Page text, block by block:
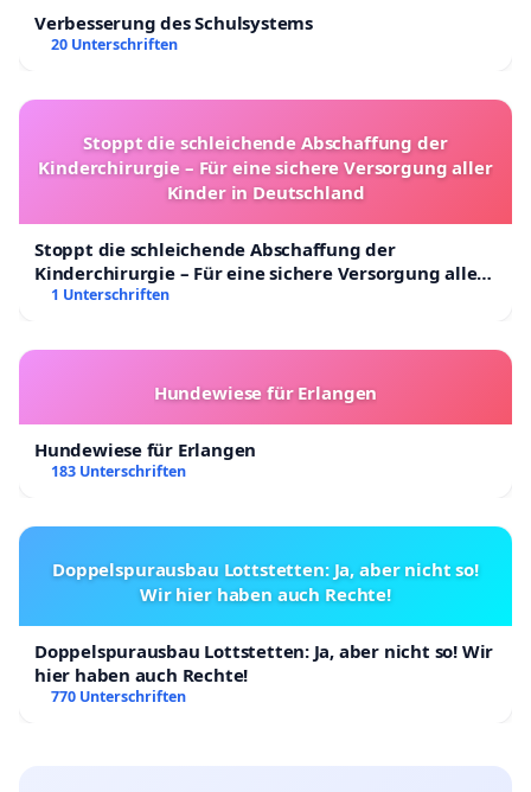
Verbesserung des Schulsystems
20 Unterschriften
Stoppt die schleichende Abschaffung der
Kinderchirurgie – Für eine sichere Versorgung aller
Kinder in Deutschland
Stoppt die schleichende Abschaffung der
Kinderchirurgie – Für eine sichere Versorgung aller
Kinder in Deutschland
1 Unterschriften
Hundewiese für Erlangen
Hundewiese für Erlangen
183 Unterschriften
Doppelspurausbau Lottstetten: Ja, aber nicht so!
Wir hier haben auch Rechte!
Doppelspurausbau Lottstetten: Ja, aber nicht so! Wir
hier haben auch Rechte!
770 Unterschriften